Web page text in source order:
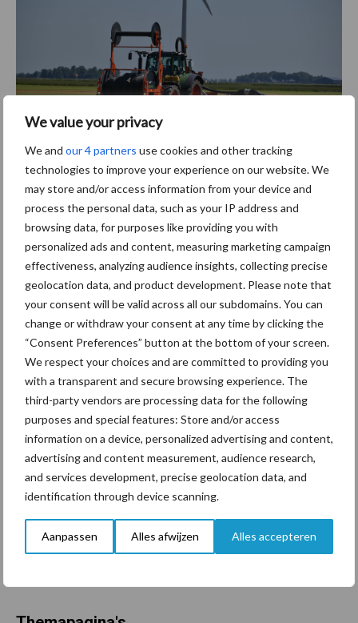
We value your privacy
We and our 4 partners use cookies and other tracking
technologies to improve your experience on our website. We
may store and/or access information from your device and
process the personal data, such as your IP address and
browsing data, for purposes like providing you with
personalized ads and content, measuring marketing campaign
effectiveness, analyzing audience insights, collecting precise
geolocation data, and product development. Please note that
your consent will be valid across all our subdomains. You can
change or withdraw your consent at any time by clicking the
“Consent Preferences” button at the bottom of your screen.
We respect your choices and are committed to providing you
with a transparent and secure browsing experience. The
third-party vendors are processing data for the following
purposes and special features: Store and/or access
information on a device, personalized advertising and content,
advertising and content measurement, audience research,
and services development, precise geolocation data, and
identification through device scanning.
Aanpassen Alles afwijzen Alles accepteren
Bron:Prosu Media Producties
Aanbevolen voor jou!
Tot 5 ton per wiel om
ondergrondverdichting te
beperken
Jaarverslag 2025 Royal A-
ware: omzet groeit,
nettoresultaat daalt
Machines en werktuigen
gewild doelwit criminelen